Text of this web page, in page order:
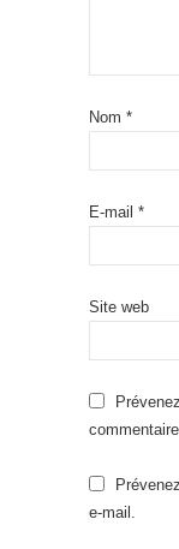
Nom *
E-mail *
Site web
e-mail.